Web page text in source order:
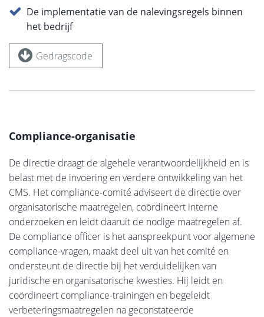
De implementatie van de nalevingsregels binnen
het bedrijf
Gedragscode
Compliance-organisatie
De directie draagt de algehele verantwoordelijkheid en is
belast met de invoering en verdere ontwikkeling van het
CMS. Het compliance-comité adviseert de directie over
organisatorische maatregelen, coördineert interne
onderzoeken en leidt daaruit de nodige maatregelen af.
De compliance officer is het aanspreekpunt voor algemene
compliance-vragen, maakt deel uit van het comité en
ondersteunt de directie bij het verduidelijken van
juridische en organisatorische kwesties. Hij leidt en
coördineert compliance-trainingen en begeleidt
verbeteringsmaatregelen na geconstateerde